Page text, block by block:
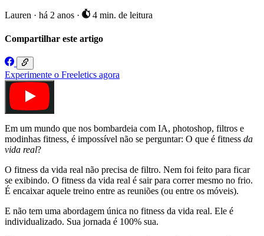
Lauren · há 2 anos · 4 min. de leitura
Compartilhar este artigo
Experimente o Freeletics agora
Em um mundo que nos bombardeia com IA, photoshop, filtros e
modinhas fitness, é impossível não se perguntar: O que é fitness da
vida real?
O fitness da vida real não precisa de filtro. Nem foi feito para ficar
se exibindo. O fitness da vida real é sair para correr mesmo no frio.
É encaixar aquele treino entre as reuniões (ou entre os móveis).
E não tem uma abordagem única no fitness da vida real. Ele é
individualizado. Sua jornada é 100% sua.